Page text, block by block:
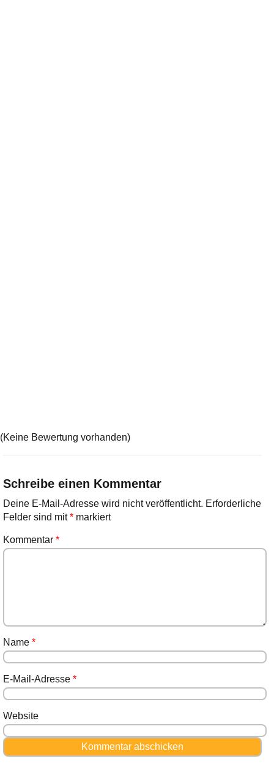
(Keine Bewertung vorhanden)
Schreibe einen Kommentar
Deine E-Mail-Adresse wird nicht veröffentlicht. Erforderliche
Felder sind mit*markiert
Kommentar *
Name *
E-Mail-Adresse *
Website